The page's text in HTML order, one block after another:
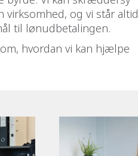
og vi står altid
til lønudbetalingen.
hvordan vi kan hjælpe